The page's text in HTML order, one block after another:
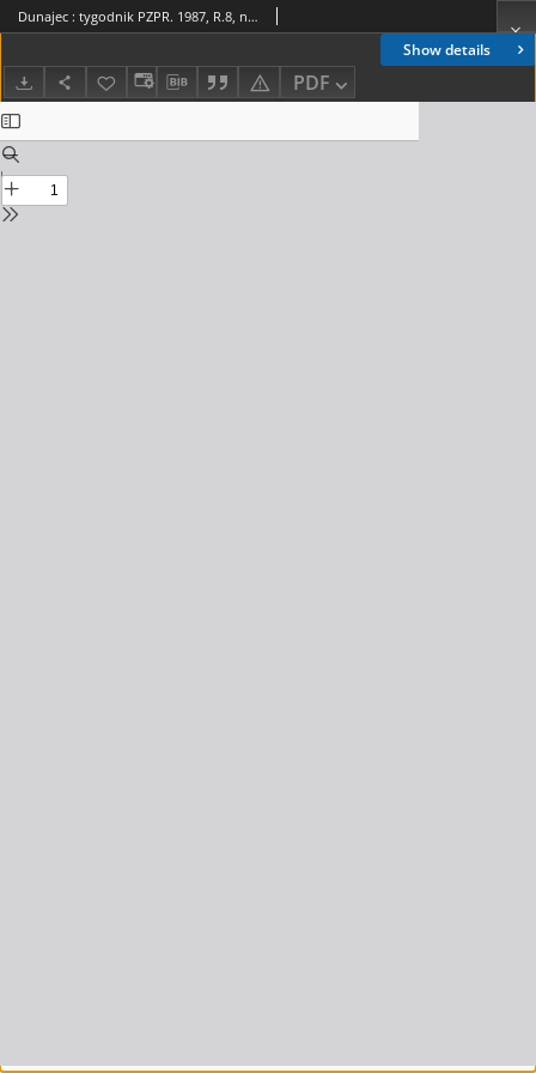
Show details
PDF
Dunajec : tygodnik PZPR. 1987, R.8, nr 42(363)